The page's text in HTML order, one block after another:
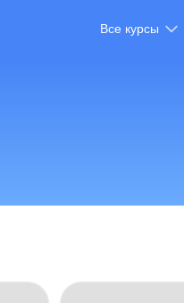
Все курсы